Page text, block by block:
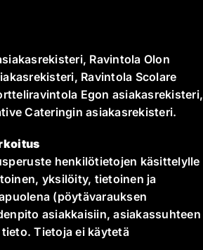
Ravintola Olon
Ravintola Scolare
Egon asiakasrekisteri,
Cateringin asiakasrekisteri.
henkilötietojen käsittelylle
yksilöity, tietoinen ja
(pöytävarauksen
asiakkaisiin, asiakassuhteen
Tietoja ei käytetä